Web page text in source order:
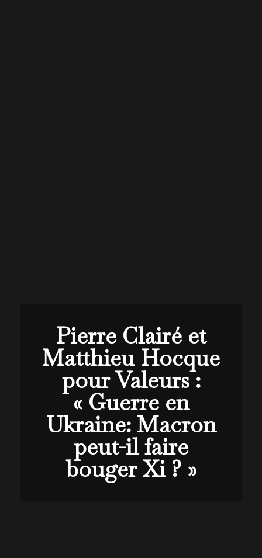
Pierre Clairé et
Matthieu Hocque
pour Valeurs :
« Guerre en
Ukraine: Macron
peut-il faire
bouger Xi ? »